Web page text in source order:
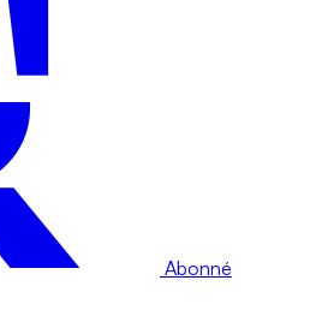
Abonné